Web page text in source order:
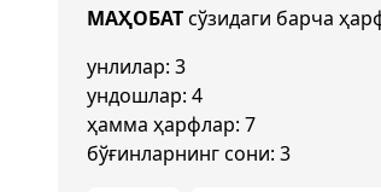
МАҲОБАТсўзидаги барча
унлилар: 3
ундошлар: 4
ҳамма ҳарфлар: 7
бўғинларнинг сони: 3